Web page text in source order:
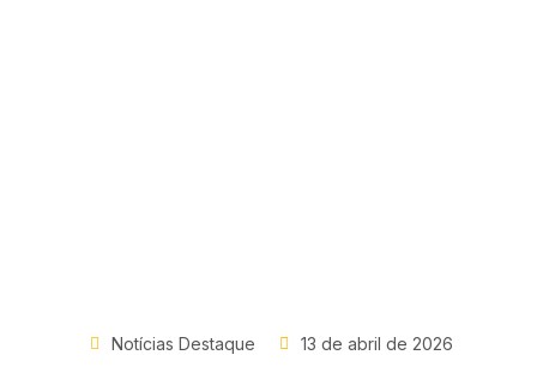
Notícias Destaque 13 de abril de 2026